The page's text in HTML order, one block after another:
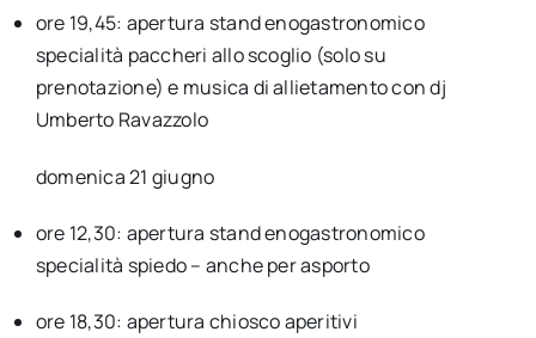
ore 19,45: apertura stand enogastronomico
specialità paccheri allo scoglio (solo su
prenotazione) e musica di allietamento con dj
Umberto Ravazzolo
domenica 21 giugno
ore 12,30: apertura stand enogastronomico
specialità spiedo – anche per asporto
ore 18,30: apertura chiosco aperitivi